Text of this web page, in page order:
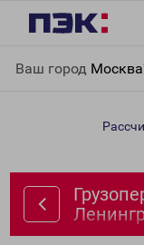
Ваш город
Ленинградской в